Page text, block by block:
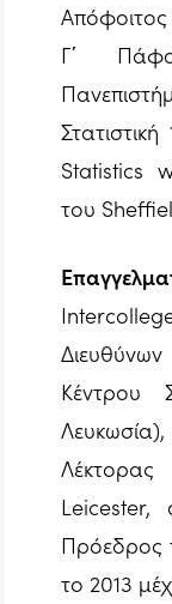
Γ΄
Statistics
του
Κέντρου
Πρόεδρος
το 2013